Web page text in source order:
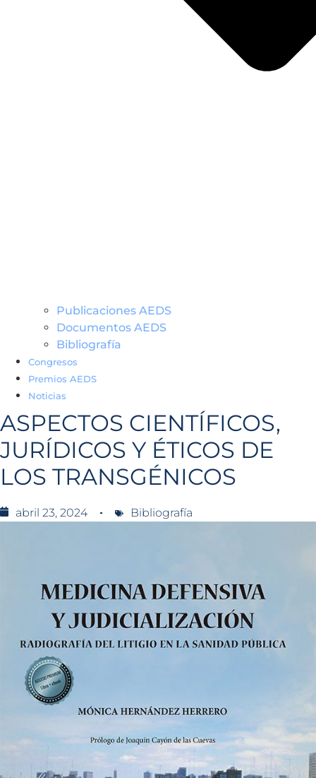
Publicaciones AEDS
Documentos AEDS
Bibliografía
Congresos
Premios AEDS
Noticias
ASPECTOS CIENTÍFICOS,
JURÍDICOS Y ÉTICOS DE
LOS TRANSGÉNICOS
abril 23, 2024 Bibliografía